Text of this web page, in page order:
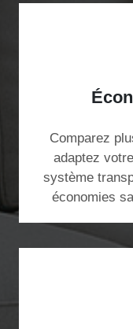
Comparez
adaptez
système
économies